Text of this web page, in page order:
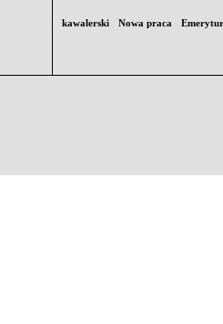
kawalerski Nowa praca